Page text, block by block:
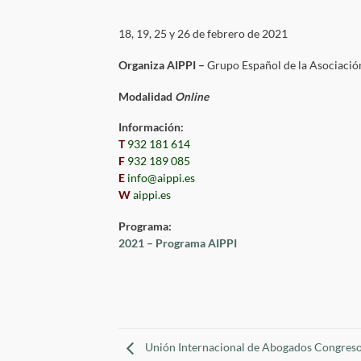
18, 19, 25 y 26 de febrero de 2021
OrganizaAIPPI – Grupo Español de la
Modalidad Online
Información:
T932 181 614
F 932 189 085
E info@aippi.es
Waippi.es
Programa:
2021 – Programa AIPPI
Unión Internacional de Abogados